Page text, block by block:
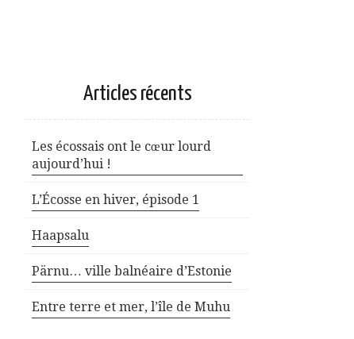
Articles récents
Les écossais ont le cœur lourd
aujourd’hui !
L’Écosse en hiver, épisode 1
Haapsalu
Pärnu… ville balnéaire d’Estonie
Entre terre et mer, l’île de Muhu